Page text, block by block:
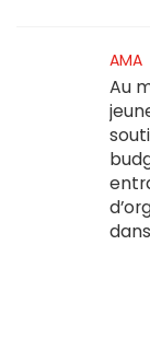
AMA
Au